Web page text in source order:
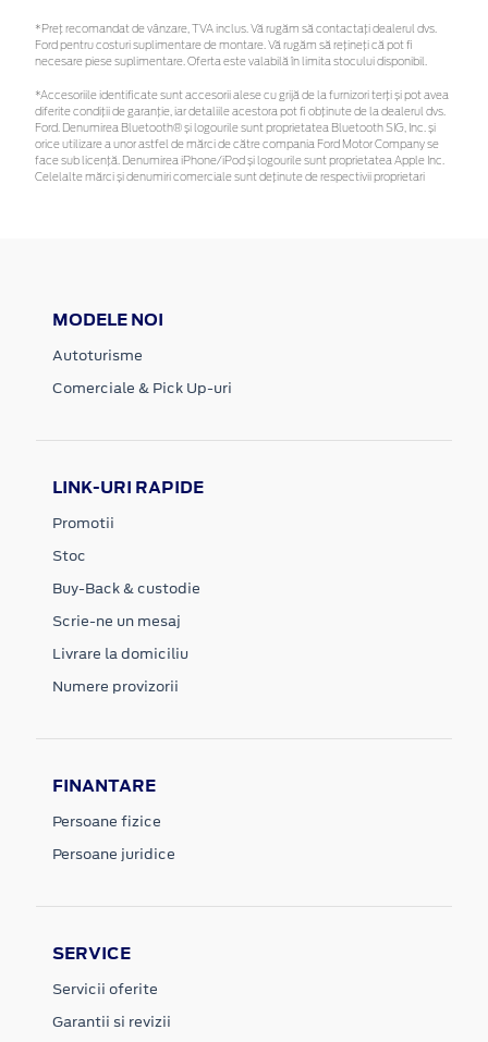
*Preţ recomandat de vânzare, TVA inclus. Vă rugăm să contactaţi dealerul dvs.
Ford pentru costuri suplimentare de montare. Vă rugăm să rețineți că pot fi
necesare piese suplimentare. Oferta este valabilă în limita stocului disponibil.
*Accesoriile identificate sunt accesorii alese cu grijă de la furnizori terți și pot avea
diferite condiții de garanție, iar detaliile acestora pot fi obținute de la dealerul dvs.
Ford. Denumirea Bluetooth® și logourile sunt proprietatea Bluetooth SIG, Inc. și
orice utilizare a unor astfel de mărci de către compania Ford Motor Company se
face sub licență. Denumirea iPhone/iPod și logourile sunt proprietatea Apple Inc.
Celelalte mărci și denumiri comerciale sunt deținute de respectivii proprietari
MODELE NOI
Autoturisme
Comerciale & Pick Up-uri
LINK-URI RAPIDE
Promotii
Stoc
Buy-Back & custodie
Scrie-ne un mesaj
Livrare la domiciliu
Numere provizorii
FINANTARE
Persoane fizice
Persoane juridice
SERVICE
Servicii oferite
Garantii si revizii